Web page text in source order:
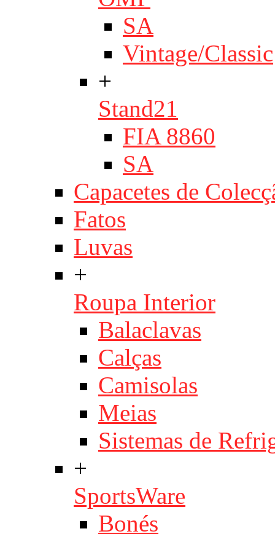
SA
Vintage/Classic
+
Stand21
FIA 8860
SA
Capacetes de
Fatos
Luvas
+
Roupa Interior
Balaclavas
Calças
Camisolas
Meias
Sistemas de
+
SportsWare
Bonés